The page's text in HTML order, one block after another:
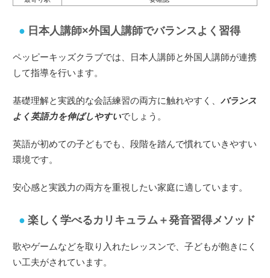
日本人講師×外国人講師でバランスよく習得
ペッピーキッズクラブでは、日本人講師と外国人講師が連携
して指導を行います。
基礎理解と実践的な会話練習の両方に触れやすく、 バランス
よく英語力を伸ばしやすいでしょう。
英語が初めての子どもでも、段階を踏んで慣れていきやすい
環境です。
安心感と実践力の両方を重視したい家庭に適しています。
楽しく学べるカリキュラム＋発音習得メソッド
歌やゲームなどを取り入れたレッスンで、子どもが飽きにく
い工夫がされています。